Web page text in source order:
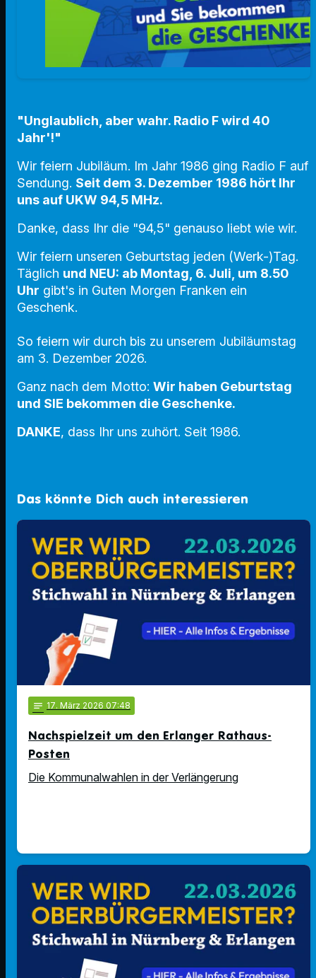
"Unglaublich, aber wahr. Radio F wird 40
Jahr'!"
Wir feiern Jubiläum. Im Jahr 1986 ging Radio F auf
Sendung. Seit dem 3. Dezember 1986 hört Ihr
uns auf UKW 94,5 MHz.
Danke, dass Ihr die "94,5" genauso liebt wie wir.
Wir feiern unseren Geburtstag jeden (Werk-)Tag.
Täglich und NEU: ab Montag, 6. Juli, um 8.50
Uhr gibt's in Guten Morgen Franken ein
Geschenk.
So feiern wir durch bis zu unserem Jubiläumstag
am 3. Dezember 2026.
Ganz nach dem Motto: Wir haben Geburtstag
und SIE bekommen die Geschenke.
DANKE, dass Ihr uns zuhört. Seit 1986.
Das könnte Dich auch interessieren
notes 17. März 2026 07:48
Nachspielzeit um den Erlanger Rathaus-
Posten
Die Kommunalwahlen in der Verlängerung